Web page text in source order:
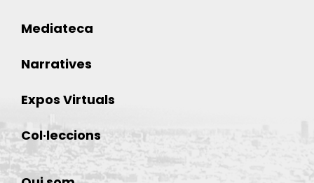
Mediateca
Narratives
Expos Virtuals
Col·leccions